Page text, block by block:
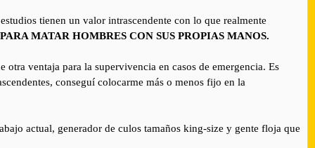
tienen un valor intrascendente con lo que realmente
MATAR HOMBRES CON SUS PROPIAS MANOS.
ventaja para la supervivencia en casos de emergencia. Es
conseguí colocarme más o menos fijo en la
actual, generador de culos tamaños king-size y gente floja que